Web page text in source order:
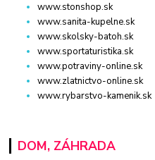
www.stonshop.sk
www.sanita-kupelne.sk
www.skolsky-batoh.sk
www.sportaturistika.sk
www.potraviny-online.sk
www.zlatnictvo-online.sk
www.rybarstvo-kamenik.sk
DOM, ZÁHRADA